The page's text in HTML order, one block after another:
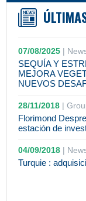
07/08/2025 |
SEQUÍA Y
MEJORA
NUEVOS
28/11/2018 |
Florimond
estación de
04/09/2018 |
Turquie :